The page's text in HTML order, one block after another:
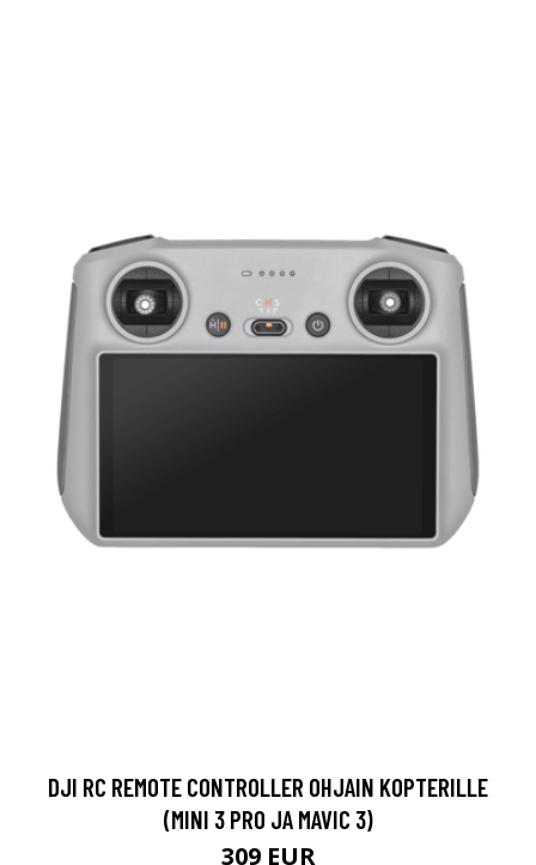
DJI RC REMOTE CONTROLLER OHJAIN KOPTERILLE
(MINI 3 PRO JA MAVIC 3)
309 EUR